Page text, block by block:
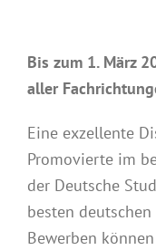
Bis zum 1. März
aller
Eine exzellente
Promovierte im
der Deutsche
besten
Bewerben